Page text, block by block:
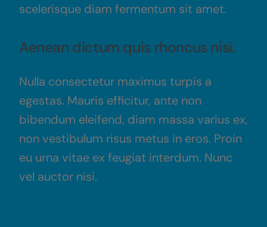
scelerisque diam fermentum sit amet.
Aenean dictum quis rhoncus nisi.
Nulla consectetur maximus turpis a
egestas. Mauris efficitur, ante non
bibendum eleifend, diam massa varius ex,
non vestibulum risus metus in eros. Proin
eu urna vitae ex feugiat interdum. Nunc
vel auctor nisi.